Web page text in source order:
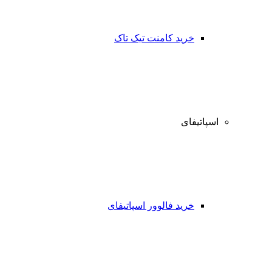
خرید کامنت تیک تاک
اسپاتیفای
خرید فالوور اسپاتیفای